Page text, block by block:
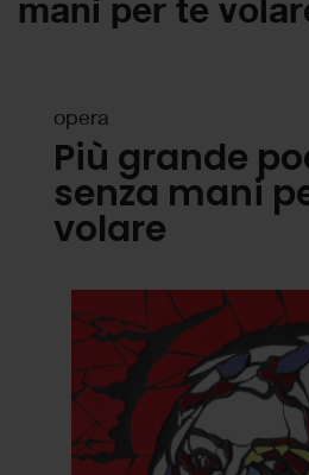
mani per te
opera
Più grande
senza mani
volare